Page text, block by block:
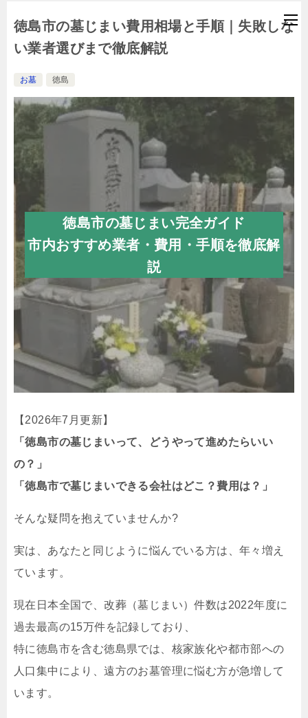
徳島市の墓じまい費用相場と手順｜失敗しな
い業者選びまで徹底解説
お墓 徳島
徳島市の墓じまい完全ガイド
市内おすすめ業者・費用・手順を徹底解
説
【2026年7月更新】
「徳島市の墓じまいって、どうやって進めたらいい
の？」
「徳島市で墓じまいできる会社はどこ？費用は？」
そんな疑問を抱えていませんか?
実は、あなたと同じように悩んでいる方は、年々増え
ています。
現在日本全国で、改葬（墓じまい）件数は2022年度に
過去最高の15万件を記録しており、
特に徳島市を含む徳島県では、核家族化や都市部への
人口集中により、遠方のお墓管理に悩む方が急増して
います。